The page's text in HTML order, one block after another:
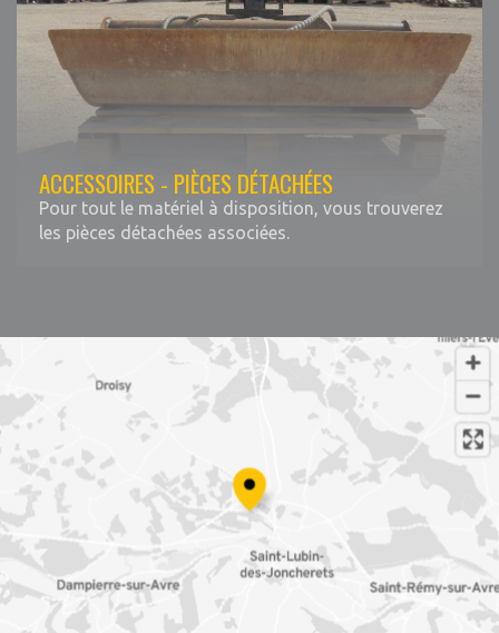
ACCESSOIRES - PIÈCES DÉTACHÉES
Pour tout le matériel à disposition, vous trouverez
les pièces détachées associées.